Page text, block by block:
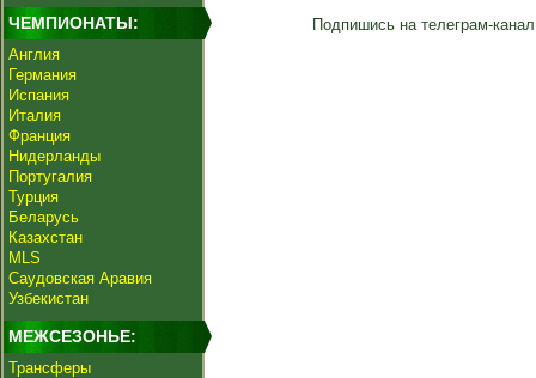
ЧЕМПИОНАТЫ:
Англия
Германия
Испания
Италия
Франция
Нидерланды
Португалия
Турция
Беларусь
Казахстан
MLS
Саудовская Аравия
Узбекистан
МЕЖСЕЗОНЬЕ:
Трансферы
Подпишись на телеграм-